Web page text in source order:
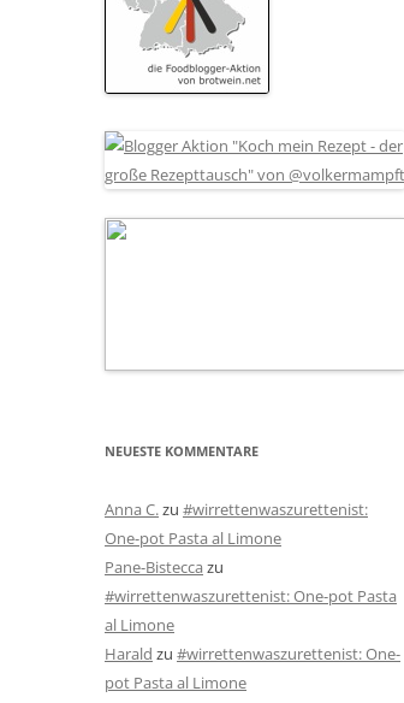
NEUESTE KOMMENTARE
Anna C.zu #wirrettenwaszurettenist:
One-pot Pasta al Limone
Pane-Bistecca zu
#wirrettenwaszurettenist: One-pot Pasta
al Limone
Harald zu #wirrettenwaszurettenist: One-
pot Pasta al Limone